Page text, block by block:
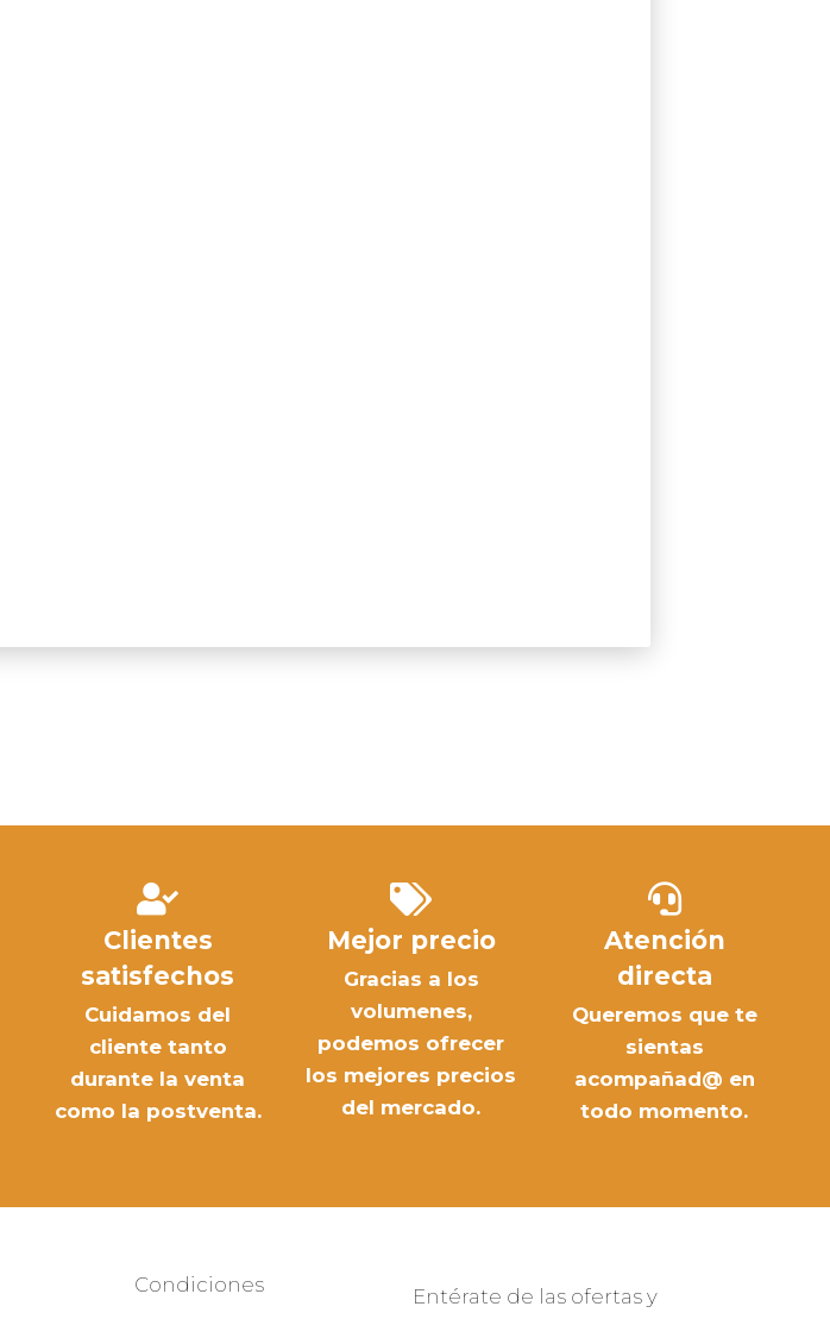
Clientes
satisfechos
Cuidamos del
cliente tanto
durante la venta
como la postventa.
Mejor precio
Gracias a los
volumenes,
podemos ofrecer
los mejores precios
del mercado.
Atención
directa
Queremos que te
sientas
acompañad@ en
todo momento.
Condiciones
Entérate de las ofertas y